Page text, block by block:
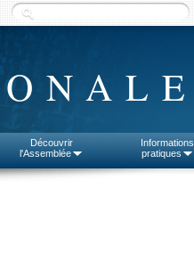
Découvrir
l'Assemblée
Informations
pratiques